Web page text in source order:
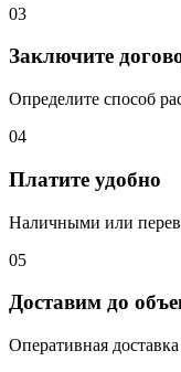
03
Заключите
Определите способ
04
Платите удобно
Наличными или
05
Доставим до
Оперативная